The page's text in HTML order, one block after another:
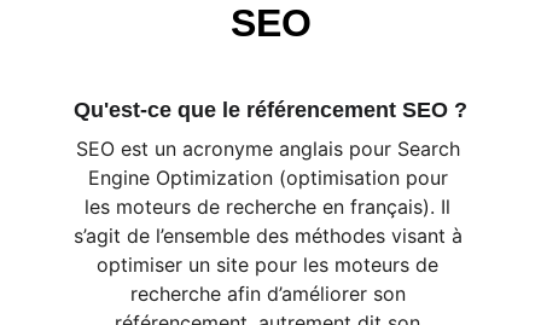
SEO
Qu'est-ce que le référencement SEO ?
SEO est un acronyme anglais pour Search
Engine Optimization (optimisation pour
les moteurs de recherche en français). Il
s’agit de l’ensemble des méthodes visant à
optimiser un site pour les moteurs de
recherche afin d’améliorer son